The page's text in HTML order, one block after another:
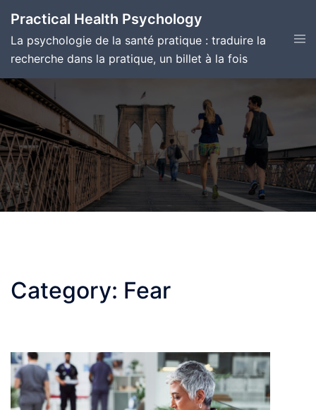
content
Practical Health Psychology
La psychologie de la santé pratique : traduire la
recherche dans la pratique, un billet à la fois
Category: Fear